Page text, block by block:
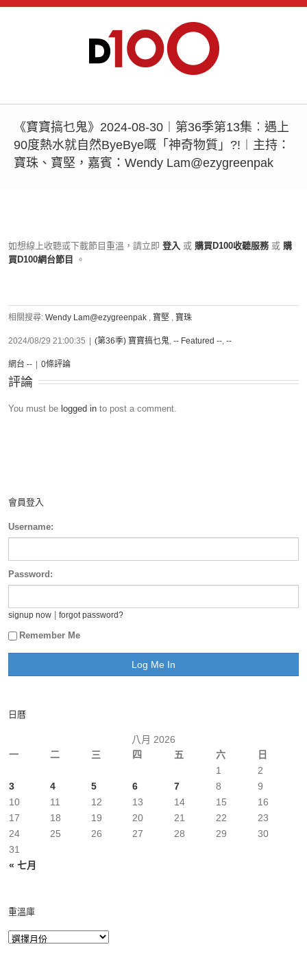
《寶寶搞乜鬼》2024-08-30︱第36季第13集︰遇上
90度熱水就自然ByeBye嘅「神奇物質」?!︱主持：
寶珠、寶堅，嘉賓：Wendy Lam@ezygreenpak
如想線上收聽或下載節目重溫，請立即 登入 或 購買D100收聽服務 或 購
買D100網台節目
。
相關搜尋: Wendy Lam@ezygreenpak , 寶堅 , 寶珠
2024/08/29 21:00:35 (第36季) 寶寶搞乜鬼, -- Featured --, --
網台 -- 0條評論
評論
You must be logged in to post a comment.
會員登入
Username:
Password:
signup now forgot password?
Remember Me
日曆
八月 2026
一
二 三 四 五 六 日
« 七月
1
2
3
4 5 6 7 8
9
10
11 12 13 14 15
16
17
18 19 20 21 22
23
24
25 26 27 28 29
30
31
重溫庫